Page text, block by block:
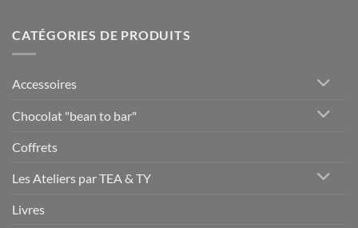
CATÉGORIES DE PRODUITS
Accessoires
Chocolat "bean to bar"
Coffrets
Les Ateliers par TEA & TY
Livres